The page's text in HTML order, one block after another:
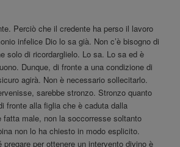
Perciò che il credente ha perso il lavoro
infelice Dio lo sa già. Non c’è bisogno di
solo di ricordarglielo. Lo sa. Lo sa ed è
Dunque, di fronte a una condizione di
agirà. Non è necessario sollecitarlo.
sarebbe stronzo. Stronzo quanto
fronte alla figlia che è caduta dalla
male, non la soccorresse soltanto
non lo ha chiesto in modo esplicito.
per ottenere un intervento divino è